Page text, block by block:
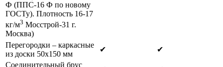
Ф (ППС-16 Ф по новому
ГОСТу). Плотность 16-17
кг/м3 Мосстрой-31 г.
Москва)
Перегородки – каркасные
из доски 50х150 мм
✔
✔
Соединительный брус